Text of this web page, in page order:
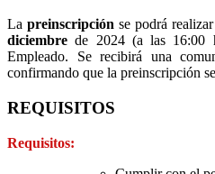
Lapreinscripción se podrá
diciembre de 2024 (a las 16:00
Empleado. Se recibirá una
confirmando que la preinscripción
REQUISITOS
Requisitos: